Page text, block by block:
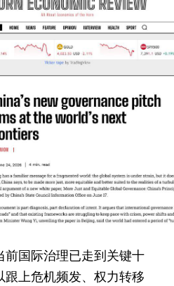
前国际治理已走到关键十
跟上危机频发、权力转移